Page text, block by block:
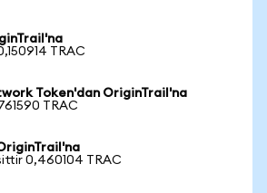
TRAC
Token'dan OriginTrail'na
TRAC
0,460104 TRAC